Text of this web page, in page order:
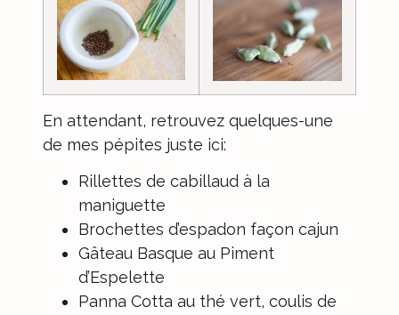
En attendant, retrouvez quelques-une
de mes pépites juste ici:
Rillettes de cabillaud à la
maniguette
Brochettes d’espadon façon cajun
Gâteau Basque au Piment
d’Espelette
Panna Cotta au thé vert, coulis de